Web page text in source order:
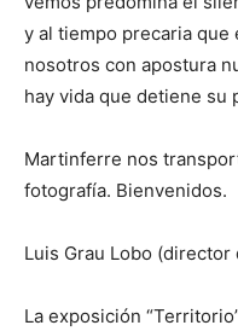
y al tiempo precaria que
nosotros con apostura
hay vida que detiene su
Martinferre nos
fotografía. Bienvenidos.
Luis Grau Lobo (director
La exposición